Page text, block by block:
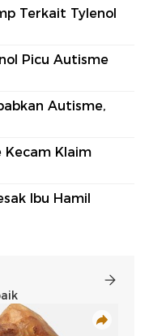
Terkait Tylenol
Picu Autisme
Autisme,
Kecam Klaim
Ibu Hamil